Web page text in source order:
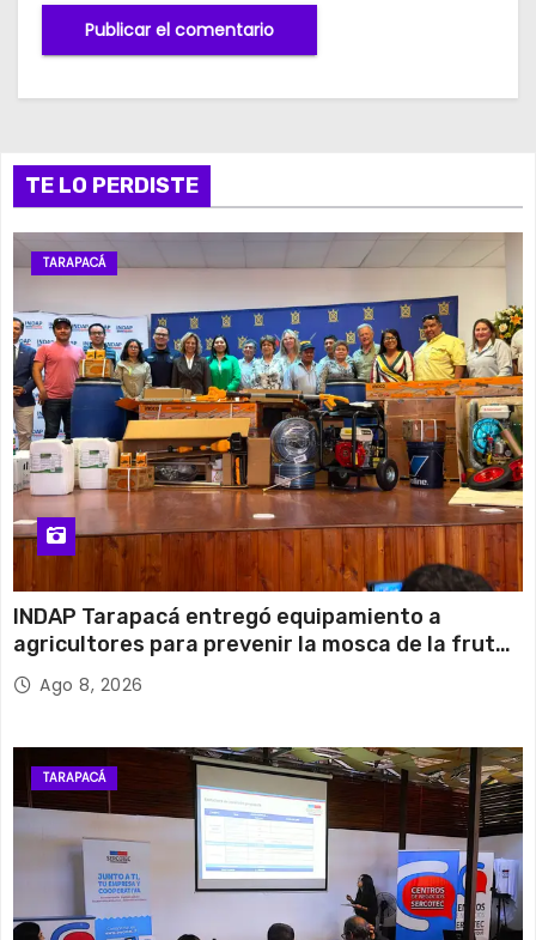
TE LO PERDISTE
TARAPACÁ
INDAP Tarapacá entregó equipamiento a
agricultores para prevenir la mosca de la fruta
en Pica
Ago 8, 2026
TARAPACÁ